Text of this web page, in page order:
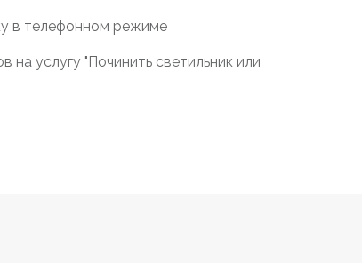
в телефонном режиме
услугу "Починить светильник или